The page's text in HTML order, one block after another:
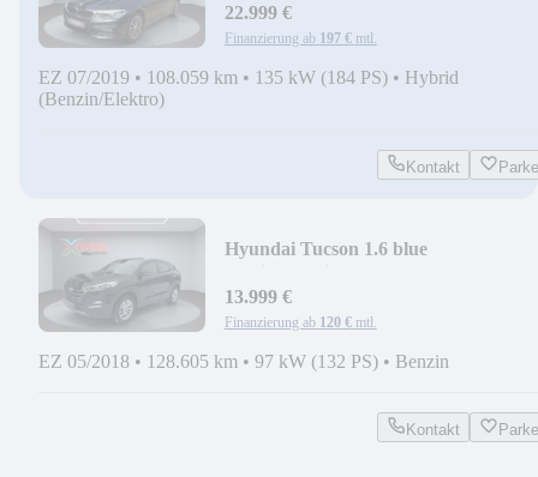
22.999 €
Finanzierung ab 197 € mtl.
EZ 07/2019 • 108.059 km • 135 kW (184 PS) • Hybrid
(Benzin/Elektro)
Kontakt
Hyundai Tucson 1.6 blue
13.999 €
Finanzierung ab 120 € mtl.
EZ 05/2018 • 128.605 km • 97 kW (132 PS) • Benzin
Kontakt